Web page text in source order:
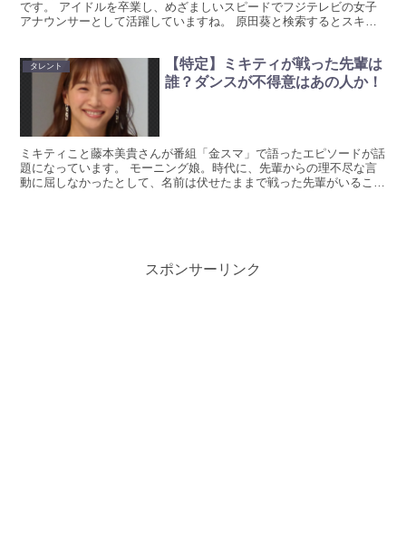
です。 アイドルを卒業し、めざましいスピードでフジテレビの女子
アナウンサーとして活躍していますね。 原田葵と検索するとスキャ
タレント
【特定】ミキティが戦った先輩は
誰？ダンスが不得意はあの人か！
ミキティこと藤本美貴さんが番組「金スマ」で語ったエピソードが話
題になっています。 モーニング娘。時代に、先輩からの理不尽な言
動に屈しなかったとして、名前は伏せたままで戦った先輩がいること
スポンサーリンク